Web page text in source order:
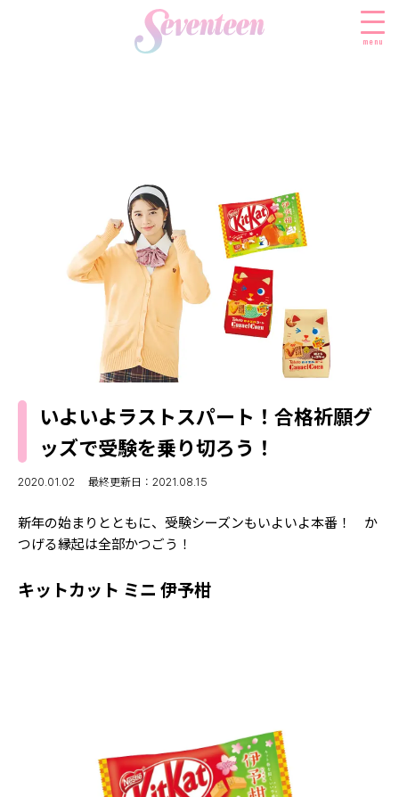
menu
ファッションニュース
モデル私服
着回し
ビューティニュース
トレンドメイク
ベストコスメ
ヘアアレンジ・ヘアケア
スキンケア
ボディケア
SCHOOL
スクールニュース
制服コーデ
学校ヘアメイク
勉強・受験・進路
ENTERTAINMENT
エンタメニュース
なにわ男子
LIFESTYLE
ライフスタイルニュース
JKランキング・アワード
モデルの購入品
おでかけ
JK TREND
MODELS
MODEL'S BLOG
TikTok
Instagram
YouTube
FORTUNE
いよいよラストスパート！合格祈願グ
ッズで受験を乗り切ろう！
2020.01.02 最終更新日：2021.08.15
新年の始まりとともに、受験シーズンもいよいよ本番！ か
つげる縁起は全部かつごう！
キットカット ミニ 伊予柑